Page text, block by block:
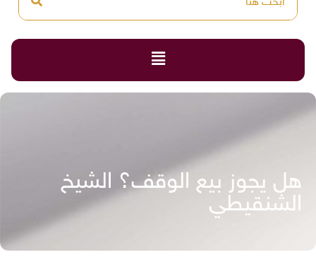
هل يجوز بيع الوقف؟ الشيخ
الشنقيطي